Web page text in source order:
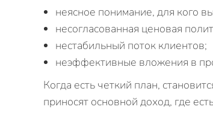
неясное понимание, для кого
несогласованная ценовая
нестабильный поток клиентов;
неэффективные вложения в
Когда есть четкий план,
приносят основной доход, где